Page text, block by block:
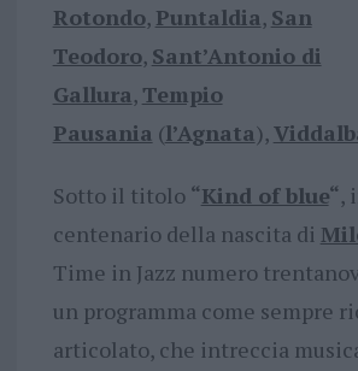
Rotondo, Puntaldia, San
Teodoro, Sant’Antonio di
Gallura, Tempio
Pausania (l’Agnata),
Sotto il titolo “Kind of blue“,
centenario della nascita di
Time in Jazz numero
un programma come sempre
articolato, che intreccia